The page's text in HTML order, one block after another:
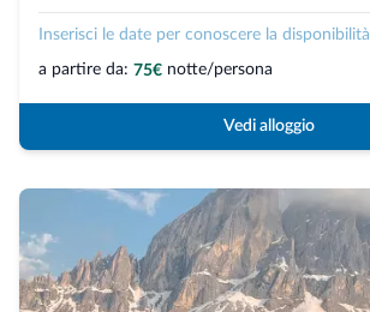
Inserisci le date per conoscere la disponibilità
a partire da: 75€ notte/persona
Vedi alloggio